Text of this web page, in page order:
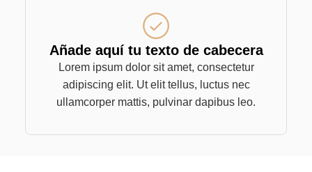
Añade aquí tu texto de cabecera
Lorem ipsum dolor sit amet, consectetur
adipiscing elit. Ut elit tellus, luctus nec
ullamcorper mattis, pulvinar dapibus leo.